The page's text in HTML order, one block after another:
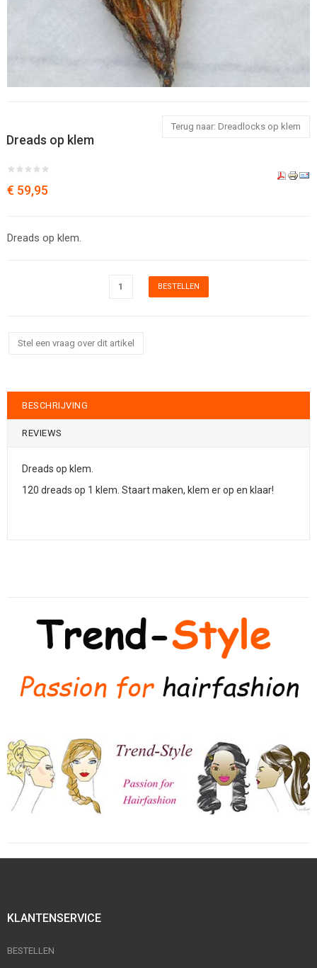
Terug naar: Dreadlocks op klem
Dreads op klem
€ 59,95
Dreads op klem.
Stel een vraag over dit artikel
BESCHRIJVING
REVIEWS
Dreads op klem.
120 dreads op 1 klem. Staart maken, klem er op en klaar!
KLANTENSERVICE
BESTELLEN